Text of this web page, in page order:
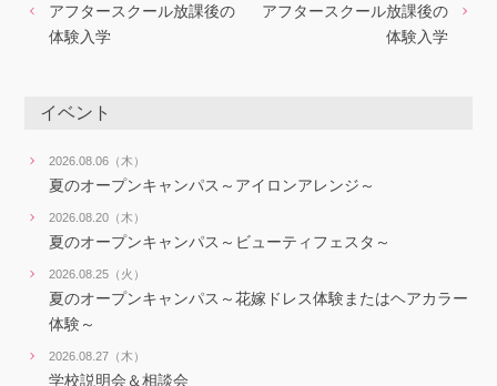
アフタースクール放課後の
体験入学
アフタースクール放課後の
体験入学
イベント
2026.08.06（木）
夏のオープンキャンパス～アイロンアレンジ～
2026.08.20（木）
夏のオープンキャンパス～ビューティフェスタ～
2026.08.25（火）
夏のオープンキャンパス～花嫁ドレス体験またはヘアカラー
体験～
2026.08.27（木）
学校説明会＆相談会